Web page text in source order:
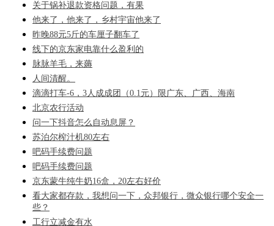
关于锅补退款资格问题，有果
他来了，他来了，乡村宇宙他来了
昨晚88元5斤的车厘子翻车了
线下的京东家电靠什么盈利的
脉脉羊毛，来薅
人间清醒。
滴滴打车-6，3人成成团（0.1元）限广东、广西、海南
北京农行活动
问一下抖音怎么自动息屏？
苏泊尔榨汁机80左右
吧码手续费问题
吧码手续费问题
京东蒙牛纯牛奶16盒，20左右好价
看大家都存款，我想问一下，众邦银行，微众银行哪个安全一
些？
工行立减金有水